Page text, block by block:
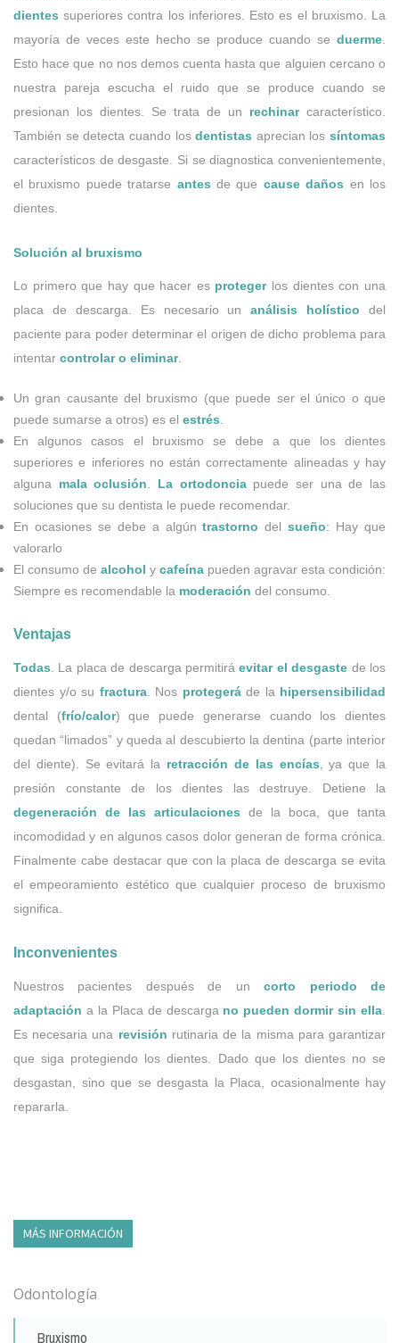
dientes superiores contra los inferiores. Esto es el bruxismo. La
mayoría de veces este hecho se produce cuando se duerme
Esto hace que no nos demos cuenta hasta que alguien cercano o
nuestra pareja escucha el ruido que se produce cuando se
presionan los dientes. Se trata de un rechinarcaracterístico.
También se detecta cuando losdentistas aprecian los síntomas
característicos de desgaste. Si se diagnostica convenientemente,
el bruxismo puede tratarse antes de que cause daños en los
dientes.
Solución al bruxismo
Lo primero que hay que hacer es protegerlos dientes con una
placa de descarga. Es necesario unanálisis holístico del
paciente para poder determinar el origen de dicho problema para
intentar controlar o eliminar.
Un gran causante del bruxismo (que puede ser el único o que
puede sumarse a otros) es el estrés
En algunos casos el bruxismo se debe a que los dientes
superiores e inferiores no están correctamente alineadas y hay
alguna mala oclusión La ortodonciapuede ser una de las
soluciones que su dentista le puede recomendar.
En ocasiones se debe a algúntrastorno delsueño: Hay que
valorarlo
El consumo de alcohol y cafeína pueden agravar esta condición:
Siempre es recomendable la moderación del consumo.
Ventajas
Todas . La placa de descarga permitiráevitar el desgaste de los
dientes y/o su fractura. Nos protegeráde la hipersensibilidad
dental (frío/calor) que puede generarse cuando los dientes
quedan “limados” y queda al descubierto la dentina (parte interior
del diente). Se evitará la retracción de las encías , ya que la
presión constante de los dientes las destruye. Detiene la
degeneración de las articulaciones de la boca, que tanta
incomodidad y en algunos casos dolor generan de forma crónica.
Finalmente cabe destacar que con la placa de descarga se evita
el empeoramiento estético que cualquier proceso de bruxismo
significa.
Inconvenientes
Nuestros pacientes después de uncorto
periodo de
adaptación a la Placa de descarga no pueden dormir sin ella
Es necesaria una revisión rutinaria de la misma para garantizar
que siga protegiendo los dientes. Dado que los dientes no se
desgastan, sino que se desgasta la Placa, ocasionalmente hay
repararla.
MÁS INFORMACIÓN
Odontología
Bruxismo